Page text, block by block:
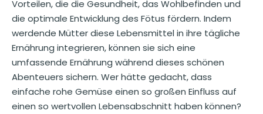
Vorteilen, die die Gesundheit, das Wohlbefinden und
die optimale Entwicklung des Fötus fördern. Indem
werdende Mütter diese Lebensmittel in ihre tägliche
Ernährung integrieren, können sie sich eine
umfassende Ernährung während dieses schönen
Abenteuers sichern. Wer hätte gedacht, dass
einfache rohe Gemüse einen so großen Einfluss auf
einen so wertvollen Lebensabschnitt haben können?